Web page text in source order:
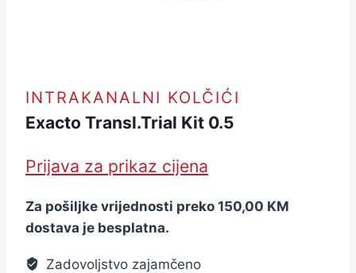
INTRAKANALNI KOLČIĆI
Exacto Transl.Trial Kit 0.5
Prijava za prikaz cijena
Za pošiljke vrijednosti preko 150,00 KM
dostava je besplatna.
Zadovoljstvo zajamčeno